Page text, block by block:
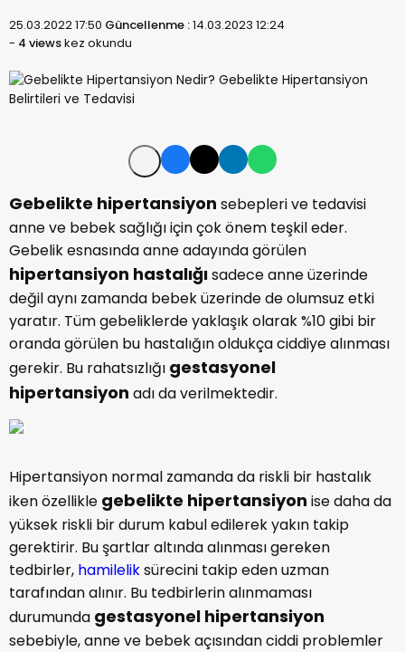
25.03.2022 17:50 Güncellenme :14.03.2023 12:24
- 4 viewskez okundu
Gebelikte hipertansiyon sebepleri ve tedavisi
anne ve bebek sağlığı için çok önem teşkil eder.
Gebelik esnasında anne adayında görülen
hipertansiyon hastalığısadece anne üzerinde
değil aynı zamanda bebek üzerinde de olumsuz etki
yaratır. Tüm gebeliklerde yaklaşık olarak %10 gibi bir
oranda görülen bu hastalığın oldukça ciddiye alınması
gerekir. Bu rahatsızlığı gestasyonel
hipertansiyon adı da verilmektedir.
Hipertansiyon normal zamanda da riskli bir hastalık
iken özellikle gebelikte hipertansiyon ise daha da
yüksek riskli bir durum kabul edilerek yakın takip
gerektirir. Bu şartlar altında alınması gereken
tedbirler, hamileliksürecini takip eden uzman
tarafından alınır. Bu tedbirlerin alınmaması
durumunda gestasyonel hipertansiyon
sebebiyle, anne ve bebek açısından ciddi problemler